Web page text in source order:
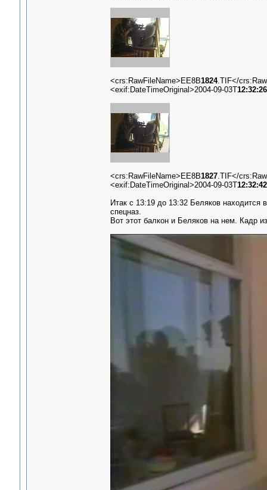
<crs:RawFileName>EE8B1824.TIF</
<exif:DateTimeOriginal>2004-09-03T12:32:26
<crs:RawFileName>EE8B1827.TIF</
<exif:DateTimeOriginal>2004-09-03T12:32:42
Итак с 13:19 до 13:32 Беляков находится
спецназ.
Вот этот балкон и Беляков на нем. Кадр